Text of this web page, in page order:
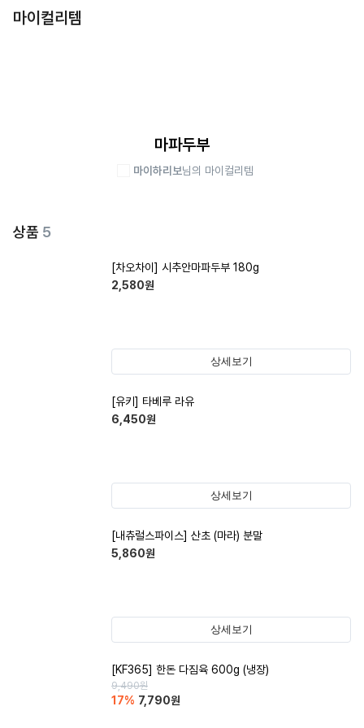
마이컬리템
마파두부
마이하리보님의 마이컬리템
상품 5
[차오차이] 시추안마파두부 180g
2,580원
상세보기
[유키] 타베루 라유
6,450원
상세보기
[내츄럴스파이스] 산초 (마라) 분말
5,860원
상세보기
[KF365] 한돈 다짐육 600g (냉장)
9,490원
17% 7,790원